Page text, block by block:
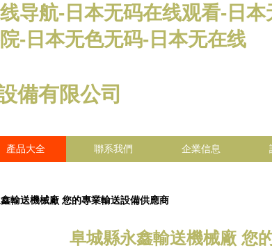
导航-日本无码在线观看-日
-日本无色无码-日本无在线
備有限公司
產品大全 聯系我們 企業信息
輸送機械廠 您的專業輸送設備供應商
阜城縣永鑫輸送機械廠 您